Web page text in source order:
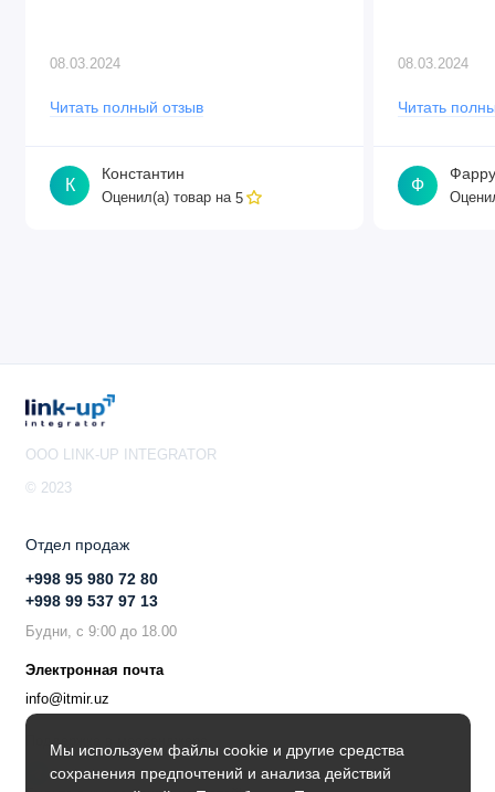
Порты Ethernet 10/100/1000: 1
Периферийные устройства
Количество USB-портов: 1
Сброс питания через USB: Да
Тип USB-слота: USB тип A
Дополнительно
Монитор температуры печатной платы: Да
Монитор напряжения: Да
Бипер: Да
Сертификация и одобрения
08.03.2024
Читать полный отзыв
К
Константин
Оценил(а) товар на 5
08.03.2024
Читать
Ф
Мы используем файлы cookie и другие средства
сохранения предпочтений и анализа действий
OOO LINK-UP INTEGRATOR
© 2023
Отдел продаж
+998 95 980 72 80
+998 99 537 97 13
Будни, с 9:00 до 18.00
Электронная почта
info@itmir.uz
Поддержка в мессенджере